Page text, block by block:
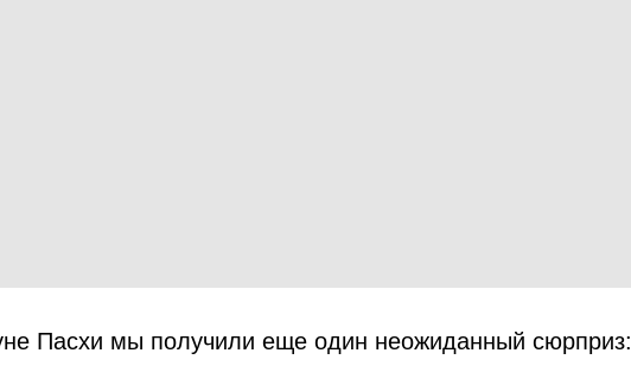
Пасхи мы получили еще один неожиданный сюрприз: